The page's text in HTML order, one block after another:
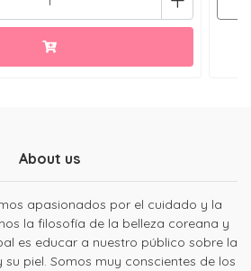
About us
apasionados por el cuidado y la
la filosofía de la belleza coreana y
es educar a nuestro público sobre la
piel. Somos muy conscientes de los